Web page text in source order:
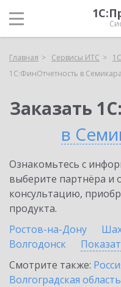
Главная Сервисы ИТС
1С:ФинОтчетность в
Заказать
в
Ознакомьтесь с
выберите партнёра и
консультацию,
продукта.
Ростов-на-Дону
Волгодонск
Смотрите также:
Волгоградская область